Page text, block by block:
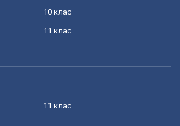
10 клас
11 клас
11 клас